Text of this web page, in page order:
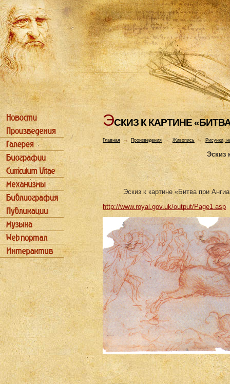
ЭСКИЗ К КАРТИHЕ
Главная→ Произведения → Живопись → Рисунки,
Эскиз
Эскиз к картине «Битва при
http://www.royal.gov.uk/output/Page1.asp